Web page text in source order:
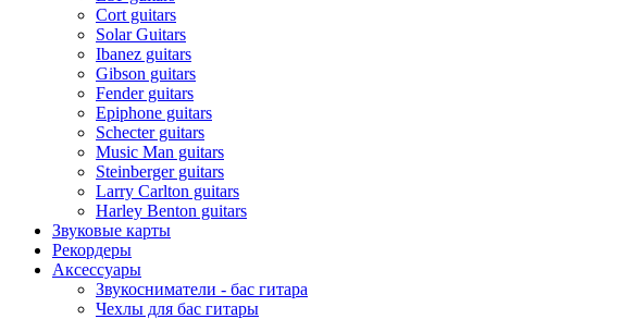
Cort guitars
Solar Guitars
Ibanez guitars
Gibson guitars
Fender guitars
Epiphone guitars
Schecter guitars
Music Man guitars
Steinberger guitars
Larry Carlton guitars
Harley Benton guitars
Звуковые карты
Рекордеры
Аксессуары
Звукосниматели - бас гитара
Чехлы для бас гитары